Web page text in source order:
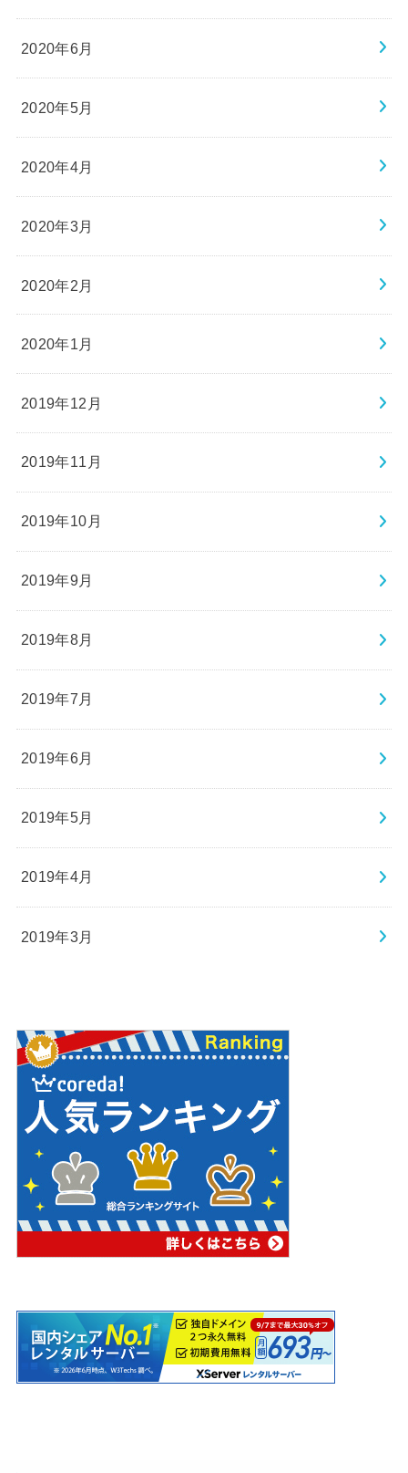
2020年6月
2020年5月
2020年4月
2020年3月
2020年2月
2020年1月
2019年12月
2019年11月
2019年10月
2019年9月
2019年8月
2019年7月
2019年6月
2019年5月
2019年4月
2019年3月